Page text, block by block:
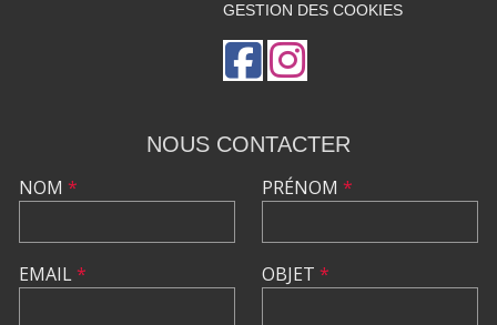
GESTION DES COOKIES
NOUS CONTACTER
NOM *
EMAIL*
PRÉNOM *
OBJET *